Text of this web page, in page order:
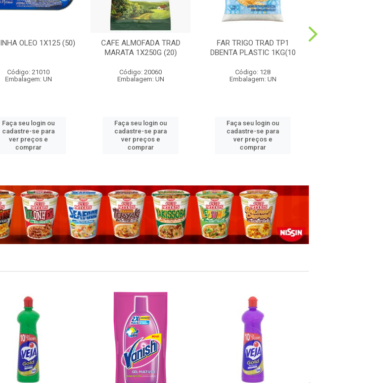
OLEO 1X125 (50)
Código: 21010
Embalagem: UN
Faça seu login ou
cadastre-se para
ver preços e
comprar
CAFE ALMOFADA TRAD
MARATA 1X250G (20)
Código: 20060
Embalagem: UN
Faça seu login ou
cadastre-se para
ver preços e
comprar
FAR TRIGO TRAD TP1
DBENTA PLASTIC 1KG(10
Código: 128
Embalagem: UN
Faça seu login ou
cadastre-se para
ver preços e
comprar